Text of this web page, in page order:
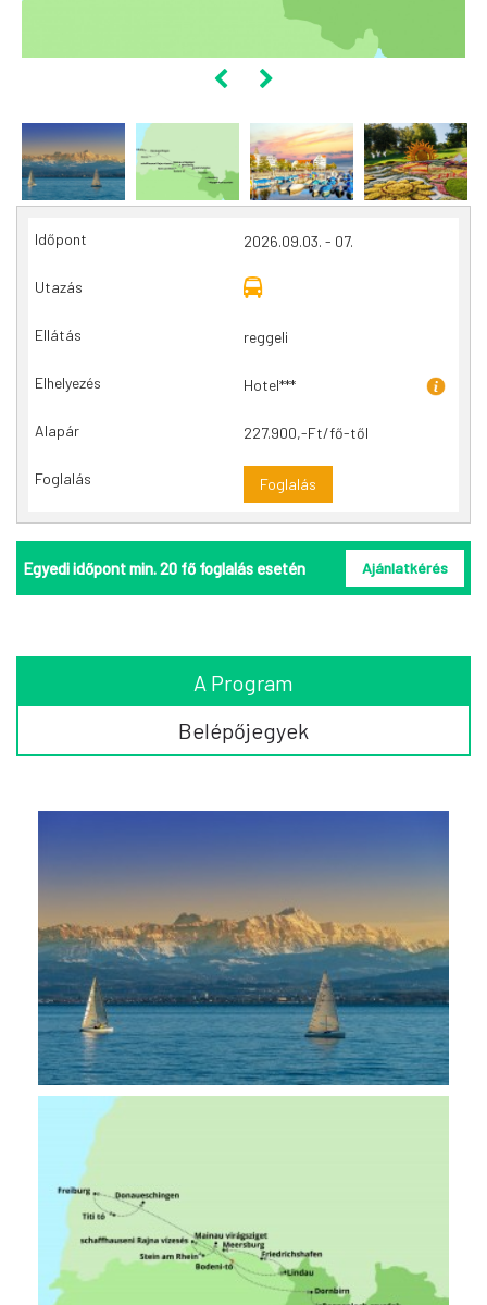
2026.09.03. - 07.
reggeli
Hotel***
227.900,-Ft/fő-től
Foglalás
Egyedi időpont min. 20 fő foglalás esetén Ajánlatkérés
A Program
Belépőjegyek